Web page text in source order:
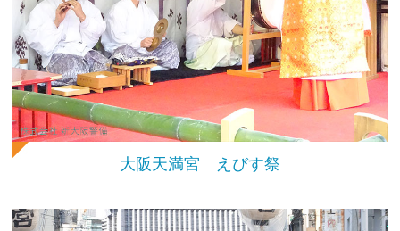
大阪天満宮 えびす祭